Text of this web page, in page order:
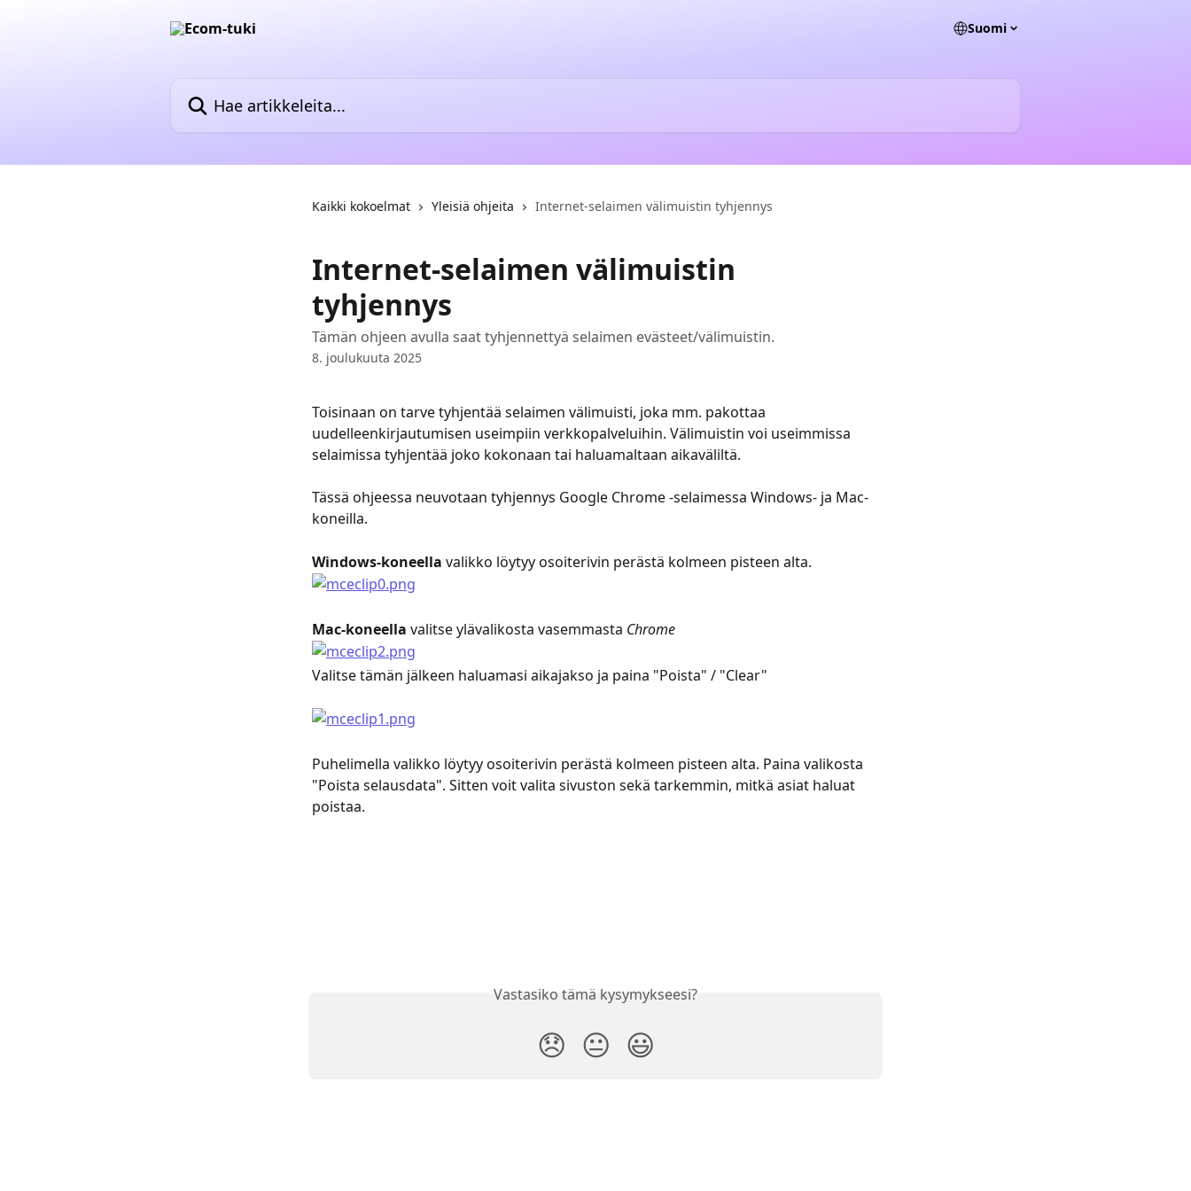
Suomi
Kaikki kokoelmat Yleisiä ohjeita Internet-selaimen välimuistin tyhjennys
Internet-selaimen välimuistin
tyhjennys
Tämän ohjeen avulla saat tyhjennettyä selaimen evästeet/välimuistin.
8. joulukuuta 2025
Toisinaan on tarve tyhjentää selaimen välimuisti, joka mm. pakottaa
uudelleenkirjautumisen useimpiin verkkopalveluihin. Välimuistin voi useimmissa
selaimissa tyhjentää joko kokonaan tai haluamaltaan aikaväliltä.
Tässä ohjeessa neuvotaan tyhjennys Google Chrome -selaimessa Windows- ja Mac-
koneilla.
Windows-koneella valikko löytyy osoiterivin perästä kolmeen pisteen alta.
Mac-koneella valitse ylävalikosta vasemmasta Chrome
Valitse tämän jälkeen haluamasi aikajakso ja paina "Poista" / "Clear"
Puhelimella valikko löytyy osoiterivin perästä kolmeen pisteen alta. Paina valikosta
"Poista selausdata". Sitten voit valita sivuston sekä tarkemmin, mitkä asiat haluat
poistaa.
Vastasiko tämä kysymykseesi?
😞 😐 😃